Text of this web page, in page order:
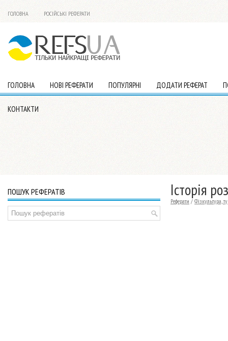
ГОЛОВНА РОСІЙСЬКІ РЕФЕРАТИ
ГОЛОВНА НОВІ РЕФЕРАТИ ПОПУЛЯРНІ ДОДАТИ РЕФЕРАТ
КОНТАКТИ
Історія
Реферати / Фізкультура,
ПОШУК РЕФЕРАТІВ